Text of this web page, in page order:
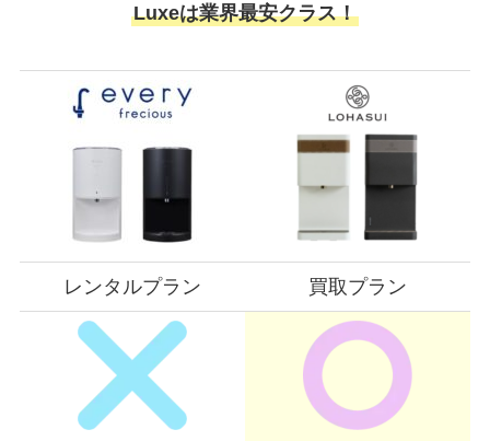
Luxeは業界最安クラス！
レンタルプラン 買取プラン